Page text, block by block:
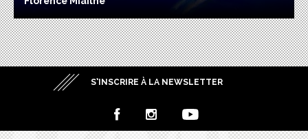
S’INSCRIRE À LA NEWSLETTER